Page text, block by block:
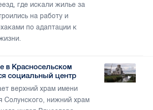
где искали жилье за
на работу и
по адаптации к
в Красносельском
социальный центр
верхний храм имени
Солунского, нижний храм